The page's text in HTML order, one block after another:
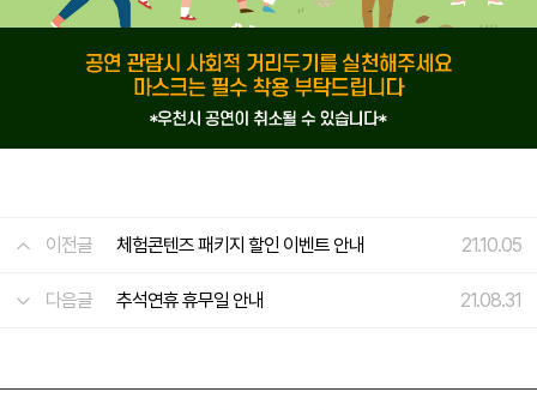
이전글 체험콘텐즈 패키지 할인 이벤트 안내 21.10.05
다음글 추석연휴 휴무일 안내 21.08.31